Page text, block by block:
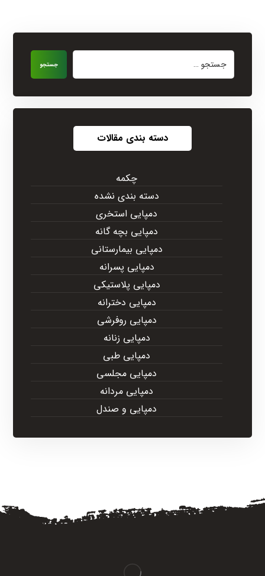
جستجو
دسته بندی مقالات
چکمه
دسته بندی نشده
دمپایی استخری
دمپایی بچه گانه
دمپایی بیمارستانی
دمپایی پسرانه
دمپایی پلاستیکی
دمپایی دخترانه
دمپایی روفرشی
دمپایی زنانه
دمپایی طبی
دمپایی مجلسی
دمپایی مردانه
دمپایی و صندل